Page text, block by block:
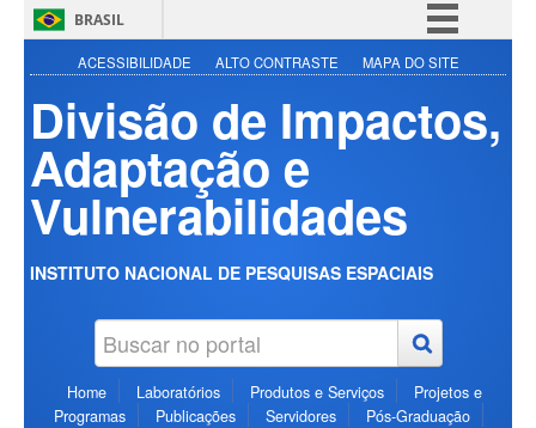
BRASIL
Simplifique!
Participe
Acesso à informação
Legislação
ACESSIBILIDADE ALTO CONTRASTE MAPA DO SITE
Divisão de Impactos,
Adaptação e
Vulnerabilidades
INSTITUTO NACIONAL DE PESQUISAS ESPACIAIS
Home Laboratórios Produtos e Serviços
Projetos e
Programas
Publicações Servidores
Pós-Graduação